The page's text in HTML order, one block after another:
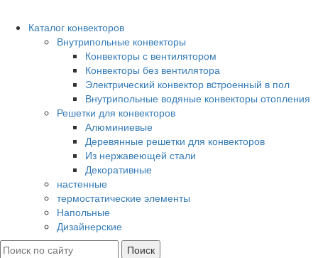
Каталог конвекторов
Внутрипольные конвекторы
Конвекторы с вентилятором
Конвекторы без вентилятора
Электрический конвектор вcтроенный в пол
Внутрипольные водяные конвекторы отопления
Решетки для конвекторов
Алюминиевые
Деревянные решетки для конвекторов
Из нержавеющей стали
Декоративные
настенные
термостатические элементы
Напольные
Дизайнерские